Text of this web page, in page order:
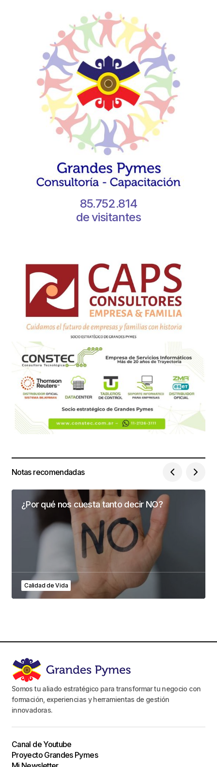
85.752.814
de visitantes
Notas recomendadas
¿Por qué nos cuesta tanto decir NO?
Calidad de Vida
Somos tu aliado estratégico para transformar tu negocio con
formación, experiencias y herramientas de gestión
innovadoras.
Canal de Youtube
Proyecto Grandes Pymes